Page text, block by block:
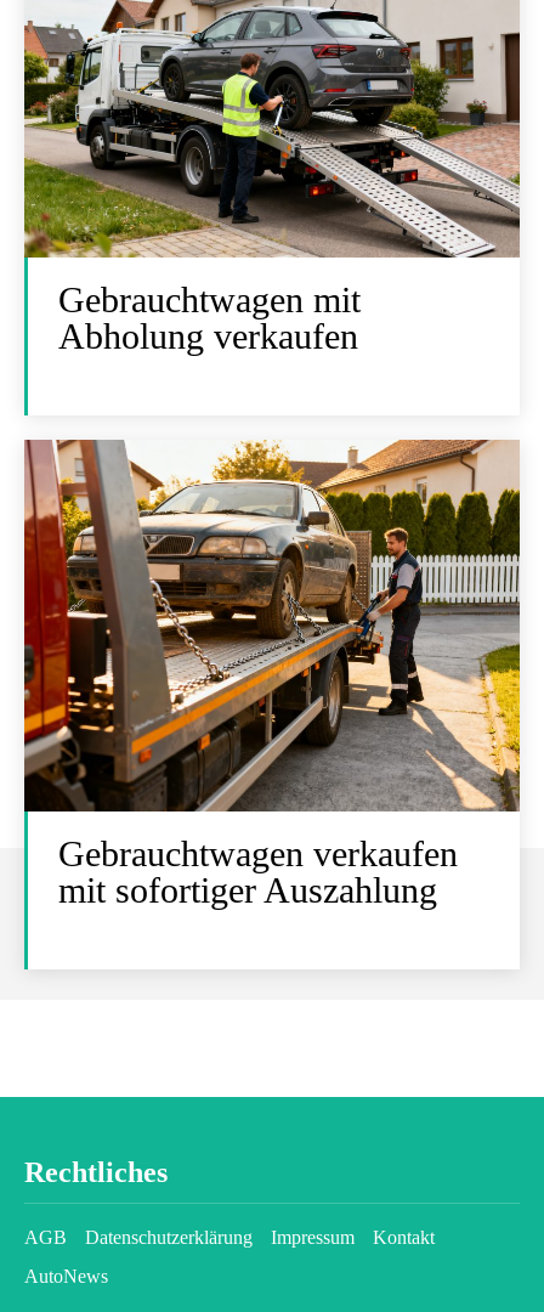
Gebrauchtwagen mit
Abholung verkaufen
Gebrauchtwagen verkaufen
mit sofortiger Auszahlung
Rechtliches
AGB Datenschutzerklärung Impressum
Kontakt
AutoNews